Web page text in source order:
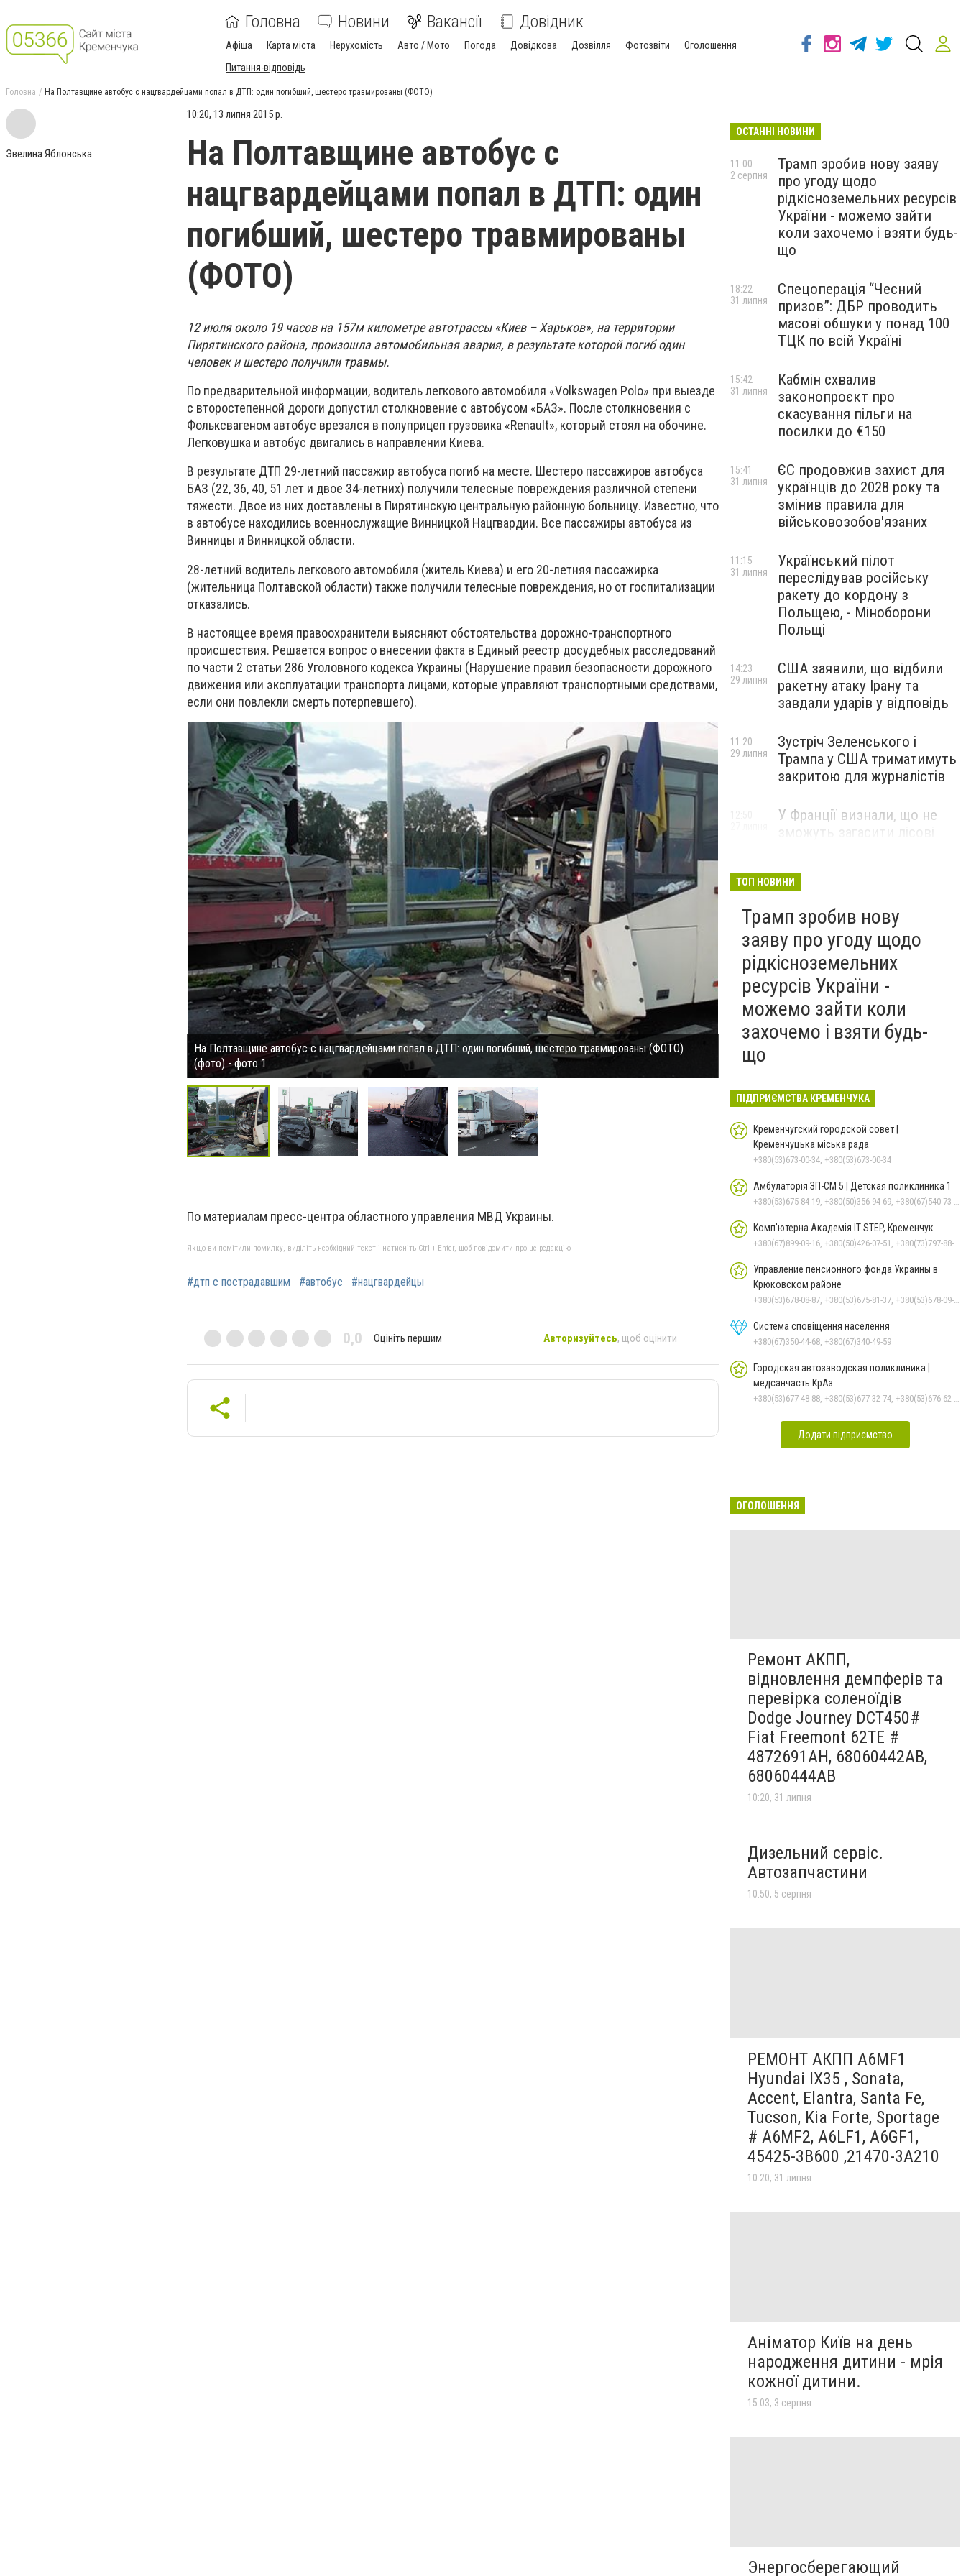
Головна Новини Вакансії Довідник
Афіша Карта міста Нерухомість Авто / Мото Погода Довідкова Дозвілля Фотозвіти
Оголошення
Питання-відповідь
Головна На Полтавщине автобус с нацгвардейцами попал в ДТП: один погибший, шестеро травмированы (ФОТО)
Эвелина Яблонська
10:20, 13 липня 2015 р.
На Полтавщине автобус с
нацгвардейцами попал в ДТП: один
погибший, шестеро травмированы
(ФОТО)
12 июля около 19 часов на 157м километре автотрассы «Киев – Харьков», на территории
Пирятинского района, произошла автомобильная авария, в результате которой погиб один
человек и шестеро получили травмы.
По предварительной информации, водитель легкового автомобиля «Volkswagen Polo» при выезде
с второстепенной дороги допустил столкновение с автобусом «БАЗ». После столкновения с
Фольксвагеном автобус врезался в полуприцеп грузовика «Renault», который стоял на обочине.
Легковушка и автобус двигались в направлении Киева.
В результате ДТП 29-летний пассажир автобуса погиб на месте. Шестеро пассажиров автобуса
БАЗ (22, 36, 40, 51 лет и двое 34-летних) получили телесные повреждения различной степени
тяжести. Двое из них доставлены в Пирятинскую центральную районную больницу. Известно, что
в автобусе находились военнослужащие Винницкой Нацгвардии. Все пассажиры автобуса из
Винницы и Винницкой области.
28-летний водитель легкового автомобиля (житель Киева) и его 20-летняя пассажирка
(жительница Полтавской области) также получили телесные повреждения, но от госпитализации
отказались.
В настоящее время правоохранители выясняют обстоятельства дорожно-транспортного
происшествия. Решается вопрос о внесении факта в Единый реестр досудебных расследований
по части 2 статьи 286 Уголовного кодекса Украины (Нарушение правил безопасности дорожного
движения или эксплуатации транспорта лицами, которые управляют транспортными средствами,
если они повлекли смерть потерпевшего).
На Полтавщине автобус с нацгвардейцами попал в ДТП: один погибший, шестеро травмированы (ФОТО)
(фото) - фото 1
На Полтавщине автобус с нацгвардейцами
(фото) - фото 1
По материалам пресс-центра областного управления МВД Украины.
Якщо ви помітили помилку, виділіть необхідний текст і натисніть Ctrl + Enter, щоб повідомити про це редакцію
#дтп с пострадавшим #автобус #нацгвардейцы
0,0 Оцініть першим Авторизуйтесь, щоб оцінити
ОСТАННІ НОВИНИ
Трамп зробив нову заяву
про угоду щодо
рідкісноземельних ресурсів
України - можемо зайти
коли захочемо і взяти будь-
що
11:00
2 серпня
Спецоперація “Чесний
призов”: ДБР проводить
масові обшуки у понад 100
ТЦК по всій Україні
18:22
31 липня
Кабмін схвалив
законопроєкт про
скасування пільги на
посилки до €150
15:42
31 липня
ЄС продовжив захист для
українців до 2028 року та
змінив правила для
військовозобов'язаних
15:41
31 липня
Український пілот
переслідував російську
ракету до кордону з
Польщею, - Міноборони
Польщі
11:15
31 липня
США заявили, що відбили
ракетну атаку Ірану та
завдали ударів у відповідь
14:23
29 липня
Зустріч Зеленського і
Трампа у США триматимуть
закритою для журналістів
11:20
29 липня
У Франції визнали, що не
ТОП НОВИНИ
Трамп зробив нову
заяву про угоду щодо
рідкісноземельних
ресурсів України -
можемо зайти коли
захочемо і взяти будь-
що
ПІДПРИЄМСТВА КРЕМЕНЧУКА
Кременчугский городской совет |
Кременчуцька міська рада
+380(53)673-00-34, +380(53)673-00-34
Амбулаторія ЗП-СМ 5 | Детская поликлиника 1
+380(53)675-84-19, +380(50)356-94-69, +380(67)540-73-87
Комп'ютерна Академія IT STEP, Кременчук
+380(67)899-09-16, +380(50)426-07-51, +380(73)797-88-17
Управление пенсионного фонда Украины в
Крюковском районе
+380(53)678-08-87, +380(53)675-81-37, +380(53)678-09-01, +380(53)675-81-32, +380(53)675-81-40, +380(53)675-81-33, +380(53)675-81-38, +380(53)675-81-31
Система сповіщення населення
+380(67)350-44-68, +380(67)340-49-59
Городская автозаводская поликлиника |
медсанчасть КрАз
+380(53)677-48-88, +380(53)677-32-74, +380(53)676-62-99, +380536766187
Додати підприємство
ОГОЛОШЕННЯ
Ремонт АКПП,
відновлення демпферів та
перевірка соленоїдів
Dodge Journey DCT450#
Fiat Freemont 62TE #
4872691AH, 68060442AB,
68060444AB
10:20, 31 липня
Дизельний сервіс.
Автозапчастини
10:50, 5 серпня
РЕМОНТ АКПП A6MF1
Hyundai IX35 , Sonata,
Accent, Elantra, Santa Fe,
Tucson, Kia Forte, Sportage
# A6MF2, A6LF1, A6GF1,
45425-3B600 ,21470-3A210
10:20, 31 липня
Аніматор Київ на день
народження дитини - мрія
кожної дитини.
15:03, 3 серпня
Энергосберегающий